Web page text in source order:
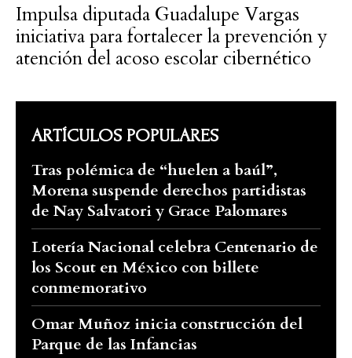
Impulsa diputada Guadalupe Vargas
iniciativa para fortalecer la prevención y
atención del acoso escolar cibernético
ARTÍCULOS POPULARES
Tras polémica de “huelen a baúl”,
Morena suspende derechos partidistas
de Nay Salvatori y Grace Palomares
Lotería Nacional celebra Centenario de
los Scout en México con billete
conmemorativo
Omar Muñoz inicia construcción del
Parque de las Infancias